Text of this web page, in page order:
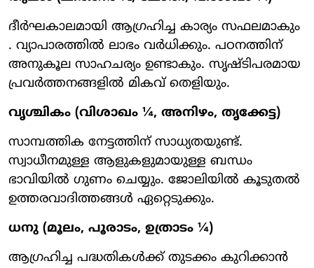
ദീർഘകാലമായി ആഗ്രഹിച്ച കാര്യം സഫലമാകും
. വ്യാപാരത്തിൽ ലാഭം വർധിക്കും. പഠനത്തിന്
അനുകൂല സാഹചര്യം ഉണ്ടാകും. സൃഷ്ടിപരമായ
പ്രവർത്തനങ്ങളിൽ മികവ് തെളിയും.
വൃശ്ചികം (വിശാഖം ¼, അനിഴം, തൃക്കേട്ട)
സാമ്പത്തിക നേട്ടത്തിന് സാധ്യതയുണ്ട്.
സ്വാധീനമുള്ള ആളുകളുമായുള്ള ബന്ധം
ഭാവിയിൽ ഗുണം ചെയ്യും. ജോലിയിൽ കൂടുതൽ
ഉത്തരവാദിത്തങ്ങൾ ഏറ്റെടുക്കും.
ധനു (മൂലം, പൂരാടം, ഉത്രാടം ¼)
ആഗ്രഹിച്ച പദ്ധതികൾക്ക് തുടക്കം കുറിക്കാൻ